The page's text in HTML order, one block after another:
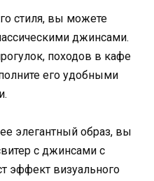
стиля, вы можете
джинсами.
походов в кафе
его удобными
элегантный образ, вы
с джинсами с
эффект визуального